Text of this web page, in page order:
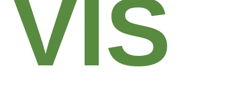
VIS